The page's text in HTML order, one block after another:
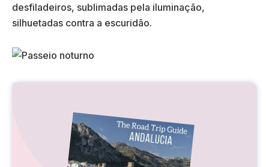
desfiladeiros, sublimadas pela iluminação,
silhuetadas contra a escuridão.